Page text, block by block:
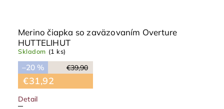
Merino čiapka so zaväzovaním Overture
HUTTELIHUT
Skladom (1 ks)
€39,90
–20 %
€31,92
Detail